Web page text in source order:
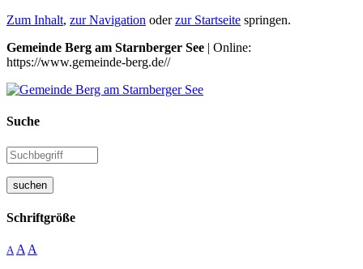
Zum Inhalt, zur Navigation oderzur Startseite springen.
Gemeinde Berg am Starnberger See | Online:
https://www.gemeinde-berg.de//
Suche
suchen
Schriftgröße
A A A